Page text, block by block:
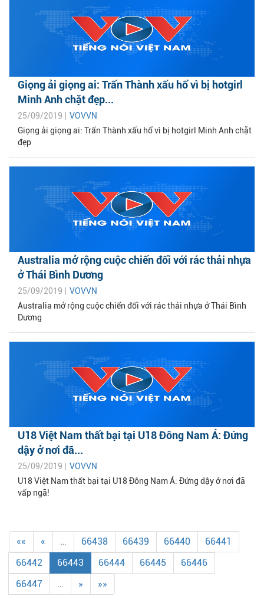
Giọng ải giọng ai: Trấn Thành xấu hổ vì bị hotgirl
Minh Anh chặt đẹp...
25/09/2019 | VOVVN
Giọng ải giọng ai: Trấn Thành xấu hổ vì bị hotgirl Minh Anh chặt
đẹp
Australia mở rộng cuộc chiến đối với rác thải nhựa
ở Thái Bình Dương
25/09/2019 | VOVVN
Australia mở rộng cuộc chiến đối với rác thải nhựa ở Thái Bình
Dương
U18 Việt Nam thất bại tại U18 Đông Nam Á: Đứng
dậy ở nơi đã...
25/09/2019 | VOVVN
U18 Việt Nam thất bại tại U18 Đông Nam Á: Đứng dậy ở nơi đã
vấp ngã!
«« « … 66438 66439 66440
66441
66442
66443 66444 66445
66446
66447
… » »»